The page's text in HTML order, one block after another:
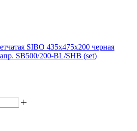
SIBO 435х475х200 черная
SB500/200-BL/SHB (set)